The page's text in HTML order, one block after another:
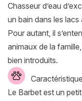
Chasseur d’eau
un bain dans les
Pour autant, il
animaux de la
bien introduits.
Le Barbet est un